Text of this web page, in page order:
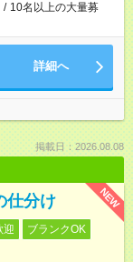
/ 10名以上の大量募
詳細へ
掲載日：2026.08.08
NEW
仕分け
迎
ブランクOK